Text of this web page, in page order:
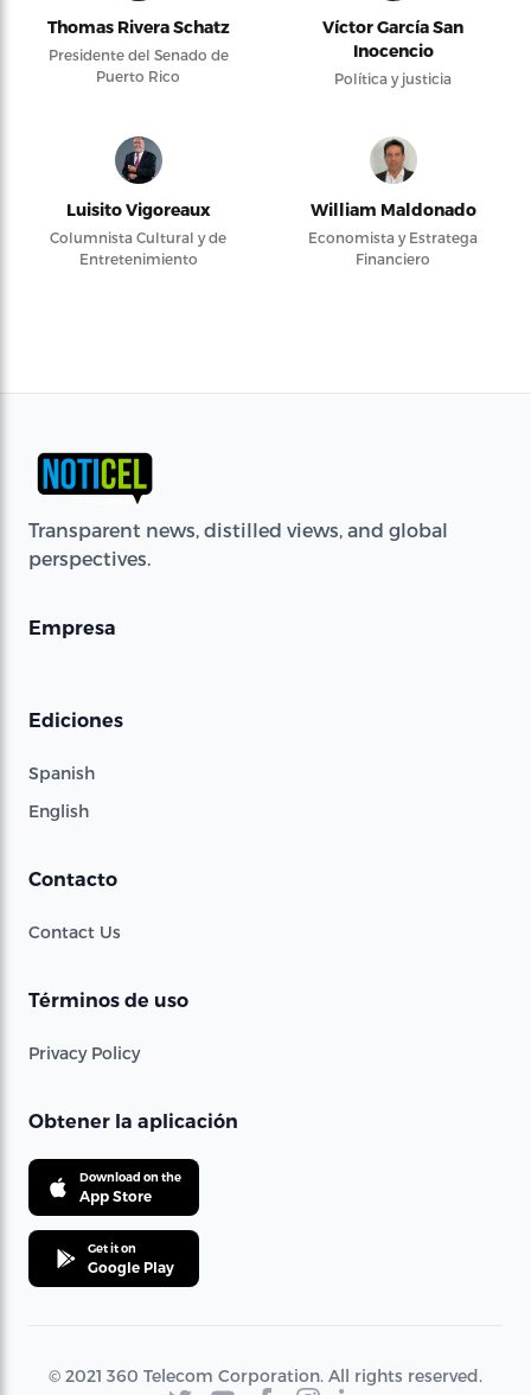
Thomas Rivera Schatz
Presidente del Senado de
Puerto Rico
Víctor García San
Inocencio
Política y justicia
Luisito Vigoreaux
Columnista Cultural y de
Entretenimiento
William Maldonado
Economista y Estratega
Financiero
Transparent news, distilled views, and global
perspectives.
Empresa
Ediciones
Spanish
English
Contacto
Contact Us
Términos de uso
Privacy Policy
Obtener la aplicación
Download on the
App Store
Get it on
Google Play
© 2021 360 Telecom Corporation. All rights reserved.